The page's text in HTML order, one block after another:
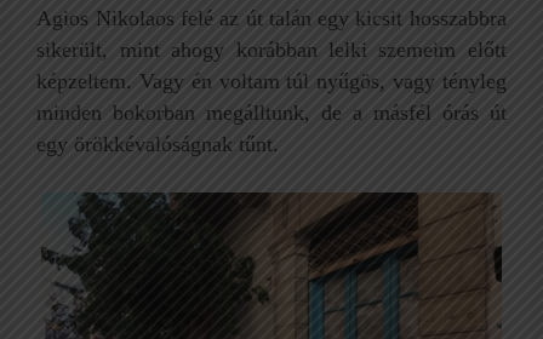
Agios Nikolaos felé az út talán egy kicsit hosszabbra
sikerült, mint ahogy korábban lelki szemeim előtt
képzeltem. Vagy én voltam túl nyűgös, vagy tényleg
minden bokorban megálltunk, de a másfél órás út
egy örökkévalóságnak tűnt.